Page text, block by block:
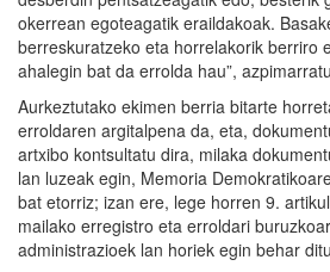
okerrean egoteagatik eraildakoak.
berreskuratzeko eta horrelakorik berriro
ahalegin bat da errolda hau”,
Aurkeztutako ekimen berria bitarte
erroldaren argitalpena da, eta,
artxibo kontsultatu dira, milaka
lan luzeak egin, Memoria
bat etorriz; izan ere, lege horren 9.
mailako erregistro eta erroldari
administrazioek lan horiek egin behar